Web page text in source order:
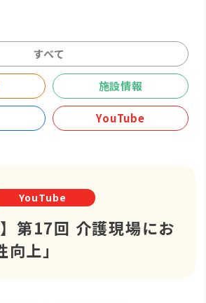
すべて
施設情報
YouTube
YouTube
第17回 介護現場にお
上」